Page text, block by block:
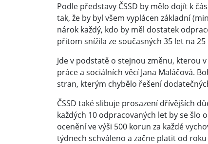
Podle představy ČSSD by mělo dojít k
tak, že by byl všem vyplácen základní
nárok každý, kdo by měl dostatek
přitom snížila ze současných 35 let na 25
Jde v podstatě o stejnou změnu, kterou
práce a sociálních věcí Jana Maláčová.
stran, kterým chybělo řešení
ČSSD také slibuje prosazení dřívějších
každých 10 odpracovaných let by se šlo
ocenění ve výši 500 korun za každé
týdnech schváleno a začne platit od roku